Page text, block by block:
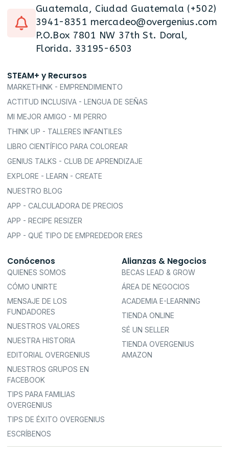
Guatemala, Ciudad Guatemala (+502)
3941-8351 mercadeo@overgenius.com
P.O.Box 7801 NW 37th St. Doral,
Florida. 33195-6503
STEAM+ y Recursos
MARKETHINK - EMPRENDIMIENTO
ACTITUD INCLUSIVA - LENGUA DE SEÑAS
MI MEJOR AMIGO - MI PERRO
THINK UP - TALLERES INFANTILES
LIBRO CIENTÍFICO PARA COLOREAR
GENIUS TALKS - CLUB DE APRENDIZAJE
EXPLORE - LEARN - CREATE
NUESTRO BLOG
APP - CALCULADORA DE PRECIOS
APP - RECIPE RESIZER
APP - QUÉ TIPO DE EMPREDEDOR ERES
Conócenos
QUIENES SOMOS
CÓMO UNIRTE
MENSAJE DE LOS
FUNDADORES
NUESTROS VALORES
NUESTRA HISTORIA
EDITORIAL OVERGENIUS
NUESTROS GRUPOS EN
FACEBOOK
TIPS PARA FAMILIAS
OVERGENIUS
TIPS DE ÉXITO OVERGENIUS
ESCRÍBENOS
Alianzas & Negocios
BECAS LEAD & GROW
ÁREA DE NEGOCIOS
ACADEMIA E-LEARNING
TIENDA ONLINE
SÉ UN SELLER
TIENDA OVERGENIUS
AMAZON